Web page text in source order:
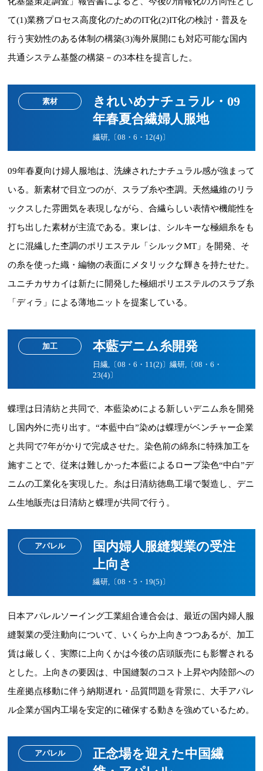
て(1)業務プロセス高度化のためのIT化(2)IT化の検討・普及を
行う実効性のある体制の構築(3)海外展開にも対応可能な国内
共通システム基盤の構築－の3本柱を提言した。
素材
きれいめナチュラル・09
年春夏合繊婦人服地
繊研,〔08・6・12(4)〕
09年春夏向け婦人服地は、洗練されたナチュラル感が強まって
いる。新素材で目立つのが、スラブ糸や杢調。天然繊維のリラ
ックスした雰囲気を表現しながら、合繊らしい表情や機能性を
打ち出した素材が主流である。東レは、シルキーな極細糸をも
とに混繊した杢調のポリエステル「シルックMT」を開発、そ
の糸を使った織・編物の表面にメタリックな輝きを持たせた。
ユニチカサカイは新たに開発した極細ポリエステルのスラブ糸
「ディラ」による薄地ニットを提案している。
加工 本藍デニム糸開発
日繊,〔08・6・11(2)〕繊研,〔08・6・
23(4)〕
蝶理は日清紡と共同で、本藍染めによる新しいデニム糸を開発
し国内外に売り出す。“本藍中白”染めは蝶理がベンチャー企業
と共同で7年がかりで完成させた。染色前の綿糸に特殊加工を
施すことで、従来は難しかった本藍によるロープ染色“中白”デ
ニムの工業化を実現した。糸は日清紡徳島工場で製造し、デニ
ム生地販売は日清紡と蝶理が共同で行う。
アパレル
国内婦人服縫製業の受注
上向き
繊研,〔08・5・19(5)〕
日本アパレルソーイング工業組合連合会は、最近の国内婦人服
縫製業の受注動向について、いくらか上向きつつあるが、加工
賃は厳しく、実際に上向くかは今後の店頭販売にも影響される
とした。上向きの要因は、中国縫製のコスト上昇や内陸部への
生産拠点移動に伴う納期遅れ・品質問題を背景に、大手アパレ
ル企業が国内工場を安定的に確保する動きを強めているため。
アパレル
正念場を迎えた中国繊